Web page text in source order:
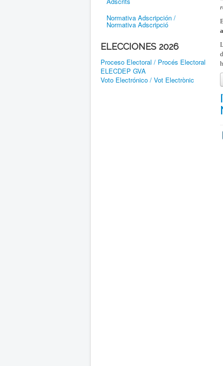
Normativa Adscripción /
Normativa Adscripció
ELECCIONES 2026
Proceso Electoral / Procés Electoral
ELECDEP GVA
Voto Electrónico / Vot Electrònic